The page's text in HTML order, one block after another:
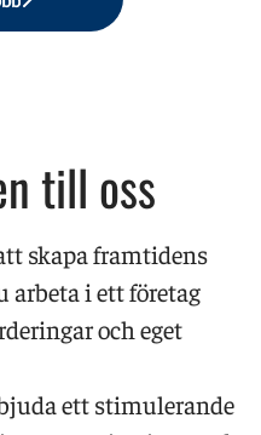
till oss
skapa framtidens
arbeta i ett företag
och eget
ett stimulerande